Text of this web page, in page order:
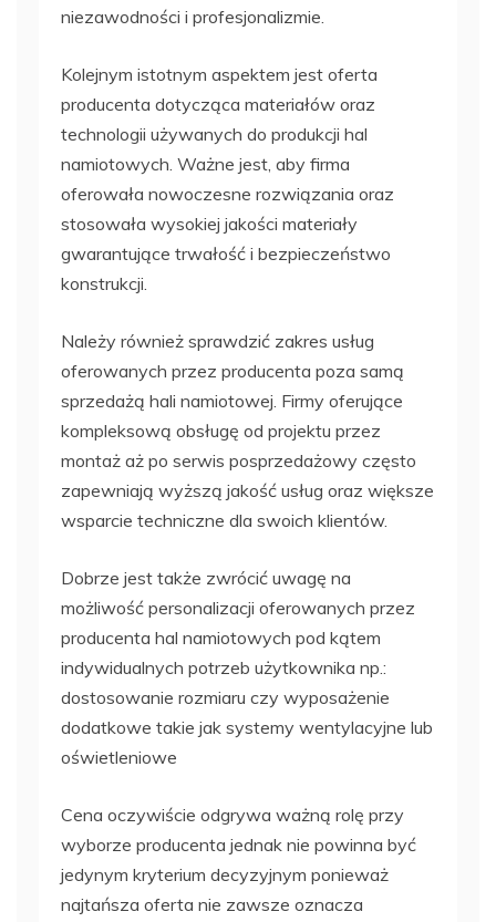
niezawodności i profesjonalizmie.
Kolejnym istotnym aspektem jest oferta
producenta dotycząca materiałów oraz
technologii używanych do produkcji hal
namiotowych. Ważne jest, aby firma
oferowała nowoczesne rozwiązania oraz
stosowała wysokiej jakości materiały
gwarantujące trwałość i bezpieczeństwo
konstrukcji.
Należy również sprawdzić zakres usług
oferowanych przez producenta poza samą
sprzedażą hali namiotowej. Firmy oferujące
kompleksową obsługę od projektu przez
montaż aż po serwis posprzedażowy często
zapewniają wyższą jakość usług oraz większe
wsparcie techniczne dla swoich klientów.
Dobrze jest także zwrócić uwagę na
możliwość personalizacji oferowanych przez
producenta hal namiotowych pod kątem
indywidualnych potrzeb użytkownika np.:
dostosowanie rozmiaru czy wyposażenie
dodatkowe takie jak systemy wentylacyjne lub
oświetleniowe
Cena oczywiście odgrywa ważną rolę przy
wyborze producenta jednak nie powinna być
jedynym kryterium decyzyjnym ponieważ
najtańsza oferta nie zawsze oznacza